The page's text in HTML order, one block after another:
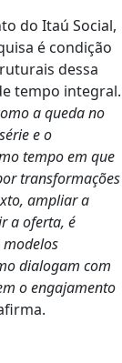
do Itaú Social,
é condição
dessa
tempo integral.
a queda no
e o
tempo em que
transformações
ampliar a
a oferta, é
dialogam com
o engajamento